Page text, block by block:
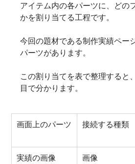
アイテム内の各パーツに、どの
かを割り当てる工程です。
今回の題材である制作実績ペー
パーツがあります。
この割り当てを表で整理すると
目で分かります。
画面上のパーツ 接続する種類
実績の画像 画像